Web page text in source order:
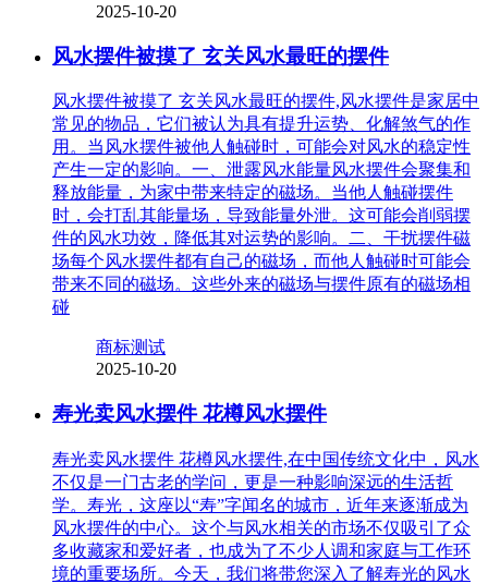
2025-10-20
风水摆件被摸了 玄关风水最旺的摆件
风水摆件被摸了 玄关风水最旺的摆件,风水摆件是家居中
常见的物品，它们被认为具有提升运势、化解煞气的作
用。当风水摆件被他人触碰时，可能会对风水的稳定性
产生一定的影响。一、泄露风水能量风水摆件会聚集和
释放能量，为家中带来特定的磁场。当他人触碰摆件
时，会打乱其能量场，导致能量外泄。这可能会削弱摆
件的风水功效，降低其对运势的影响。二、干扰摆件磁
场每个风水摆件都有自己的磁场，而他人触碰时可能会
带来不同的磁场。这些外来的磁场与摆件原有的磁场相
碰
商标测试
2025-10-20
寿光卖风水摆件 花樽风水摆件
寿光卖风水摆件 花樽风水摆件,在中国传统文化中，风水
不仅是一门古老的学问，更是一种影响深远的生活哲
学。寿光，这座以“寿”字闻名的城市，近年来逐渐成为
风水摆件的中心。这个与风水相关的市场不仅吸引了众
多收藏家和爱好者，也成为了不少人调和家庭与工作环
境的重要场所。今天，我们将带您深入了解寿光的风水